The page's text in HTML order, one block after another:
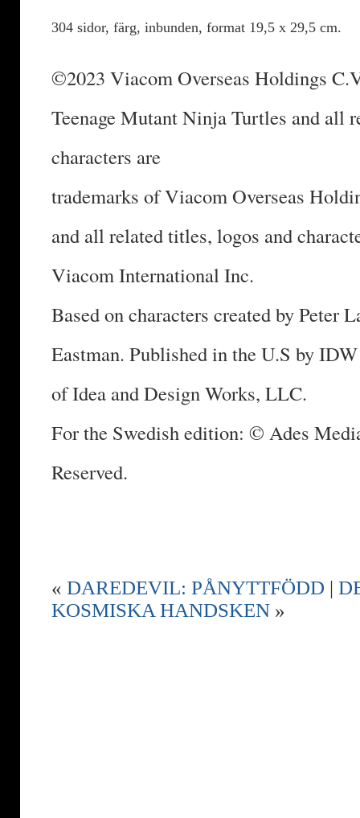
304 sidor, färg, inbunden, format 19,5 x 29,5 cm.
©2023 Viacom Overseas Holdings
Teenage Mutant Ninja Turtles and all
characters are
trademarks of Viacom Overseas
and all related titles, logos and
Viacom International Inc.
Based on characters created by Peter
Eastman. Published in the U.S by
of Idea and Design Works, LLC.
For the Swedish edition: © Ades
Reserved.
« DAREDEVIL: PÅNYTTFÖDD |
KOSMISKA HANDSKEN »